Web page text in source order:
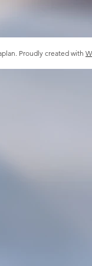
Proudly created with